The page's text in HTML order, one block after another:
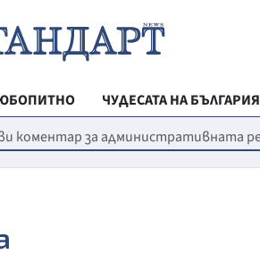
ЧУДЕСАТА НА БЪЛГАРИЯ
РЕГИОНАЛНИ
ВЕСТНИК
коментар за административната